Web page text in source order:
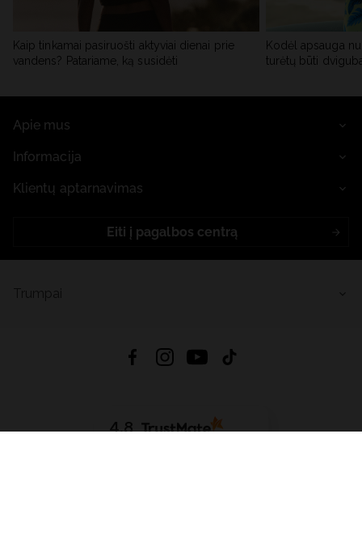
Kaip tinkamai pasiruošti aktyviai dienai prie
vandens? Patariame, ką susidėti
Kodėl apsauga
turėtų būti
Apie mus
Informacija
Klientų aptarnavimas
Eiti į pagalbos centrą
4.8